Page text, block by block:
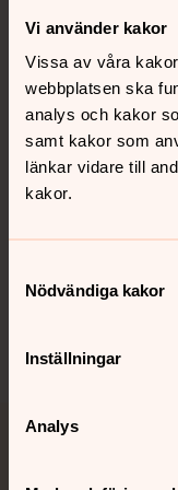
Vi använder kakor
Vissa av våra
webbplatsen ska
analys och kakor
samt kakor som
länkar vidare till
kakor.
Nödvändiga kakor
Inställningar
Analys
Kontakt
Kalender
Hitta snabbt
Sociala kanaler